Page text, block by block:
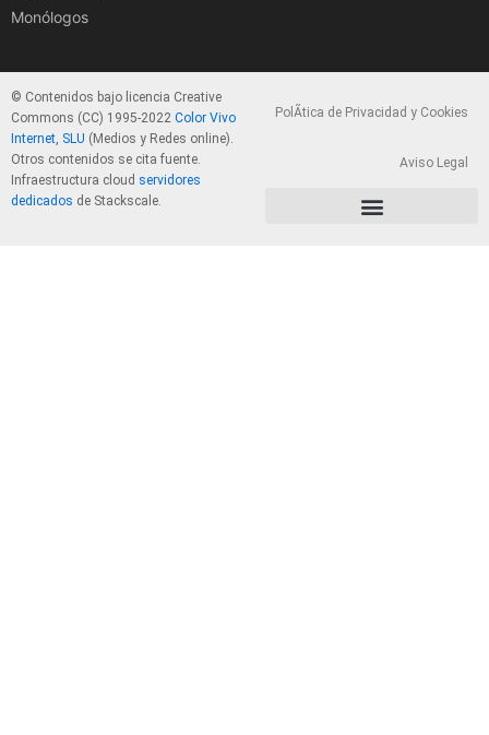
Monólogos
© Contenidos bajo licencia Creative
Commons (CC) 1995-2022 Color Vivo
Internet, SLU (Medios y Redes online).
Otros contenidos se cita fuente.
Infraestructura cloud servidores
dedicados de Stackscale.
PolÃ­tica de Privacidad y Cookies
Aviso Legal